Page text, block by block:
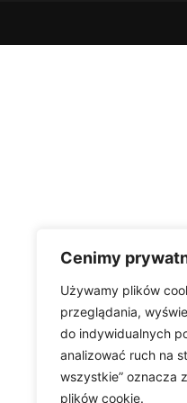
Cenimy
Używamy plików
przeglądania,
do indywidualnych
analizować ruch na
wszystkie” oznacza
plików cookie.